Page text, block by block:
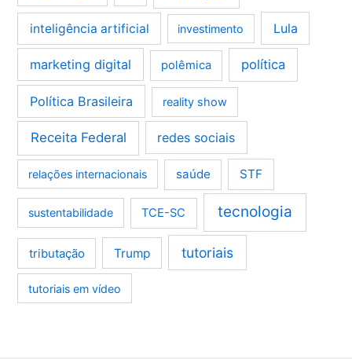
inteligência artificial investimento Lula
marketing digital polêmica política
Política Brasileira reality show
Receita Federal redes sociais
relações internacionais saúde STF
sustentabilidade TCE-SC tecnologia
tributação Trump tutoriais
tutoriais em vídeo